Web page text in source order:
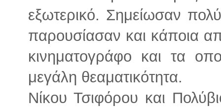
εξωτερικό. Σημείωσαν
παρουσίασαν και κάποια
κινηματογράφο και τα
μεγάλη θεαματικότητα.
Νίκου Τσιφόρου και